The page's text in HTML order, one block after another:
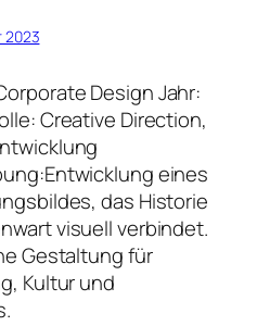
2023
Design Jahr:
Creative Direction,
eines
das Historie
visuell verbindet.
Gestaltung für
Kultur und